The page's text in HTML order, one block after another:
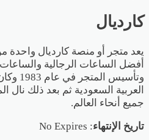
كارديال
يعد متجر أو منصة كارديال
أفضل الساعات الرجالية
العربية السعودية ثم بعد ذلك نال
جميع أنحاء العالم.
تاريخ الإنتهاء: No Expires